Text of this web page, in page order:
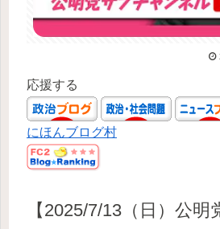
応援する
にほんブログ村
【2025/7/13（日）公